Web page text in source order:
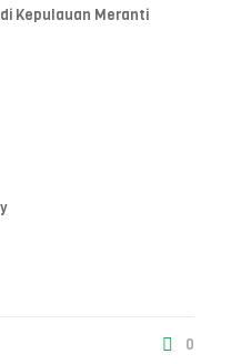
Kepulauan Meranti
0